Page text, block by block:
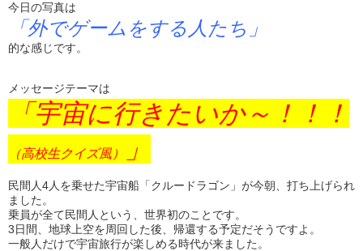
今日の写真は
「外でゲームをする人たち」
的な感じです。
メッセージテーマは
「宇宙に行きたいか～！！！
（高校生クイズ風） 」
民間人4人を乗せた宇宙船「クルードラゴン」が今朝、打ち上げられ
ました。
乗員が全て民間人という、世界初のことです。
3日間、地球上空を周回した後、帰還する予定だそうですよ。
一般人だけで宇宙旅行が楽しめる時代が来ました。